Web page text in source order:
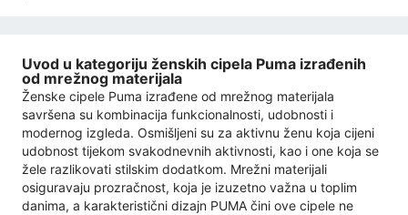
Uvod u kategoriju ženskih cipela Puma izrađenih
od mrežnog materijala
Ženske cipele Puma izrađene od mrežnog materijala
savršena su kombinacija funkcionalnosti, udobnosti i
modernog izgleda. Osmišljeni su za aktivnu ženu koja cijeni
udobnost tijekom svakodnevnih aktivnosti, kao i one koja se
žele razlikovati stilskim dodatkom. Mrežni materijali
osiguravaju prozračnost, koja je izuzetno važna u toplim
danima, a karakteristični dizajn PUMA čini ove cipele ne